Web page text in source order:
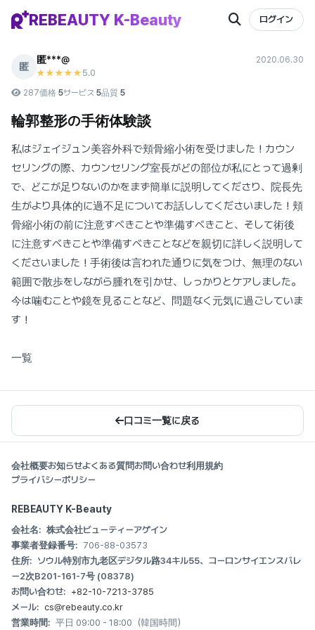
REBEAUTY K-Beauty ログイン
匿
匿***@
★★★★★ 5.0
2020.06.30
287価格 5サービス 5品質 5
輪郭整形の手術体験談
私はジェイジュン美容外科で頬骨縮小術を受けました！カウン
セリングの際、カウンセリング室長がどの部位が私にとって過剰
で、どこが足りないのかをまず簡単に説明してくださり、院長先
生がより具体的に過不足についてお話ししてくださいました！頬
骨縮小術の前に注意すべきことや準備すべきこと、そして術後
に注意すべきことや準備すべきことなどを親切に詳しく説明して
くださいました！手術後は言われた通りに気をつけ、無理のない
範囲で散歩をしながら腫れを引かせ、しっかりとケアしました。
今は噛むことや鏡を見ることなど、問題なく元気に過ごしていま
す！
一覧
口コミ一覧に戻る
会社概要お知らせよくある質問お問い合わせ利用規約
プライバシーポリシー
REBEAUTY K-Beauty
会社名: 株式会社ビューティーアゲイン
事業者登録番号: 706-88-03573
住所: ソウル特別市九老区デジタル路34キル55、コーロンサイエンスバレ
ー2次B201-161-7号 (08378)
お問い合わせ: +82-10-7213-3785
メール: cs@rebeauty.co.kr
営業時間: 平日 09:00 - 18:00（韓国時間）